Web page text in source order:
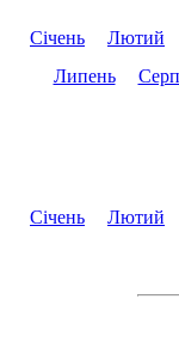
Січень Лютий
Липень
Січень Лютий